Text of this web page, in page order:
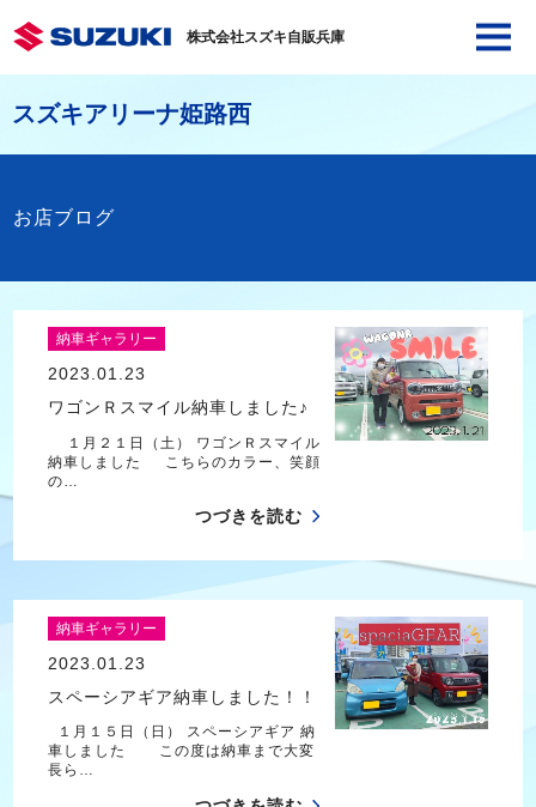
株式会社スズキ自販兵庫
スズキアリーナ姫路西
お店ブログ
納車ギャラリー
2023.01.23
ワゴンＲスマイル納車しました♪
１月２１日（土） ワゴンＲスマイル
納車しました こちらのカラー、笑顔
の…
つづきを読む
納車ギャラリー
2023.01.23
スペーシアギア納車しました！！
１月１５日（日） スペーシアギア 納
車しました この度は納車まで大変
長ら…